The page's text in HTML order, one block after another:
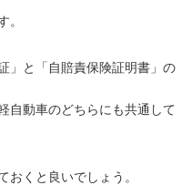
。
」と「自賠責保険証明書」の
自動車のどちらにも共通して
おくと良いでしょう。